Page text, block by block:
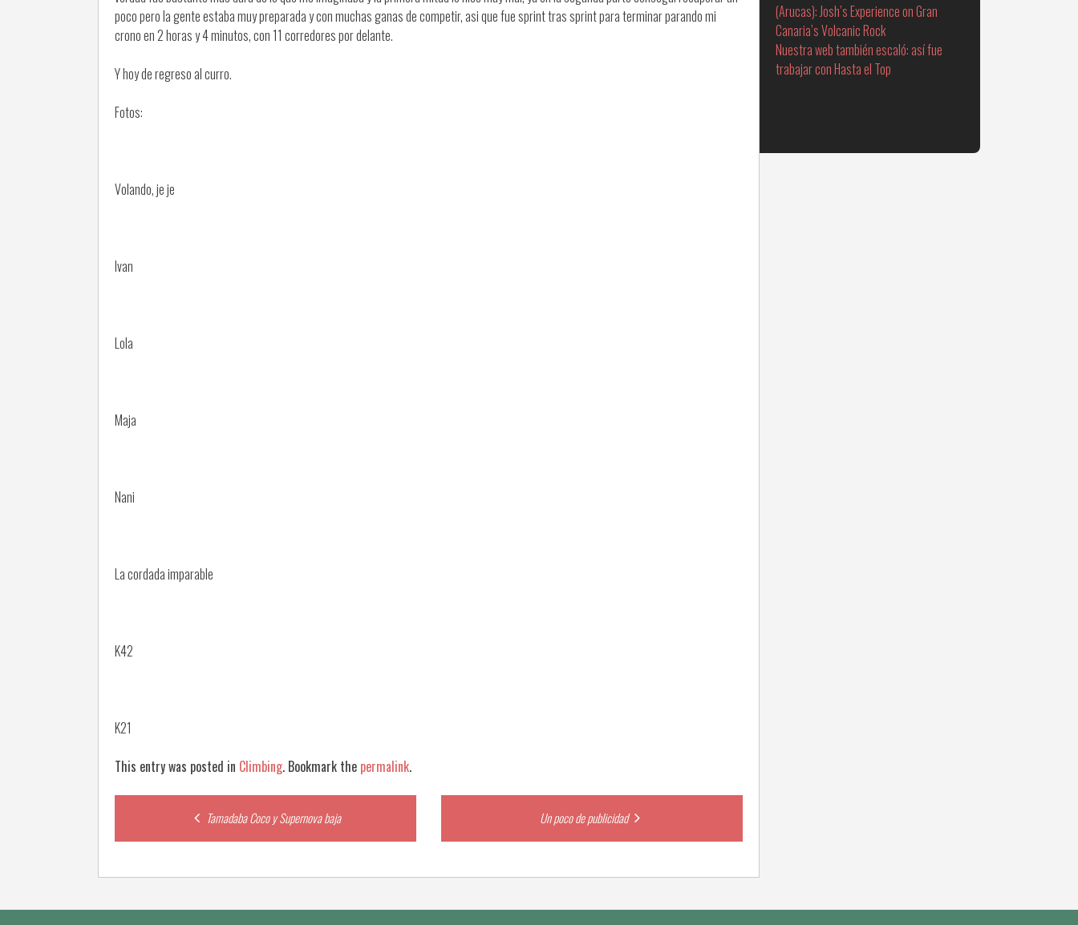
poco pero la gente estaba muy preparada y con muchas ganas de competir, asi que fue sprint tras sprint para terminar parando mi
crono en 2 horas y 4 minutos, con 11 corredores por delante.
Y hoy de regreso al curro.
Fotos:
Volando, je je
Ivan
Lola
Maja
Nani
La cordada imparable
K42
K21
This entry was posted in Climbing. Bookmark the permalink.
navigation
Tamadaba Coco y Supernova baja Un poco de publicidad
(Arucas): Josh’s Experience on Gran
Canaria’s Volcanic Rock
Nuestra web también escaló: así fue
trabajar con Hasta el Top